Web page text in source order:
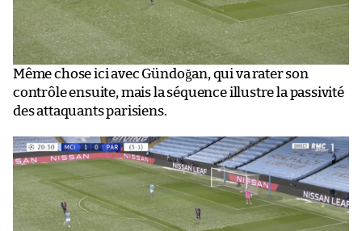
Même chose ici avec Gündoğan, qui va rater son
contrôle ensuite, mais la séquence illustre la passivité
des attaquants parisiens.